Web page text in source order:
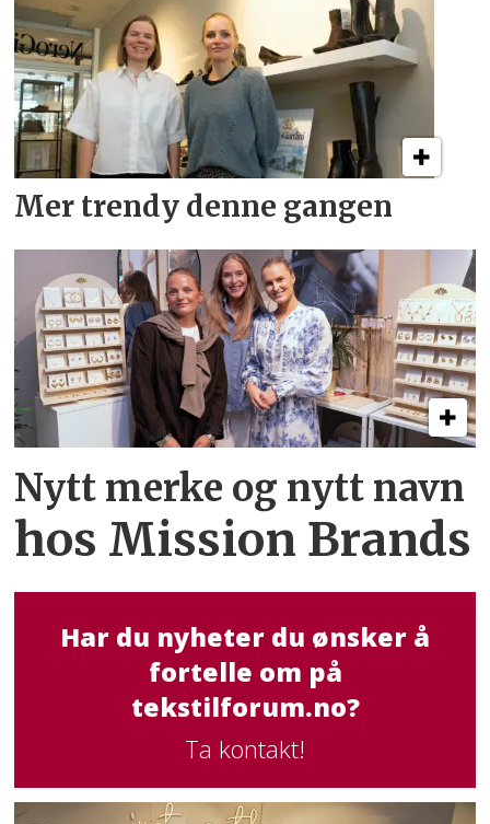
Mer trendy denne gangen
Nytt merke og nytt navn
hos Mission Brands
Har du nyheter du ønsker å
fortelle om på
tekstilforum.no?
Ta kontakt!